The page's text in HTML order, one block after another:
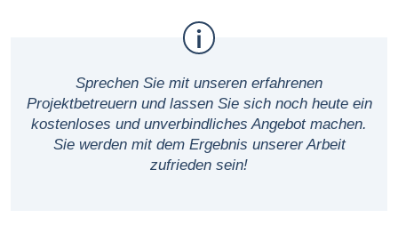
Sprechen Sie mit unseren erfahrenen
Projektbetreuern und lassen Sie sich noch heute ein
kostenloses und unverbindliches Angebot machen.
Sie werden mit dem Ergebnis unserer Arbeit
zufrieden sein!